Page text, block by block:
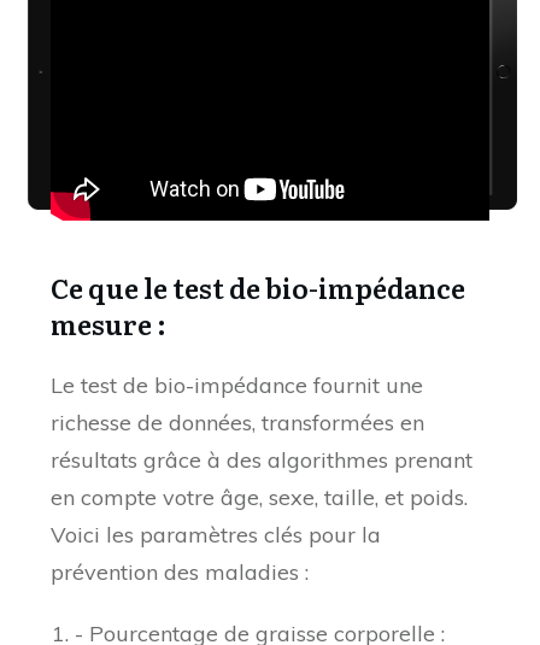
Ce que le test de bio-impédance
mesure :
Le test de bio-impédance fournit une
richesse de données, transformées en
résultats grâce à des algorithmes prenant
en compte votre âge, sexe, taille, et poids.
Voici les paramètres clés pour la
prévention des maladies :
- Pourcentage de graisse corporelle :